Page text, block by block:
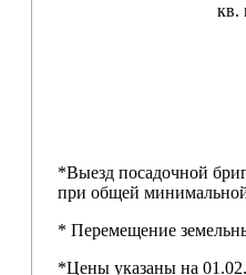
кв.
*Выезд посадочной
при общей
* Перемещение
*Цены указаны на